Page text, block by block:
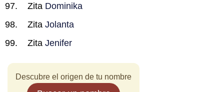
Zita Dominika
Zita Jolanta
Zita Jenifer
Descubre el origen de tu nombre